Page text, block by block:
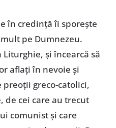
în credință îi sporește
pe Dumnezeu.
și încearcă să
aflați în nevoie și
greco-catolici,
de cei care au trecut
comunist și care